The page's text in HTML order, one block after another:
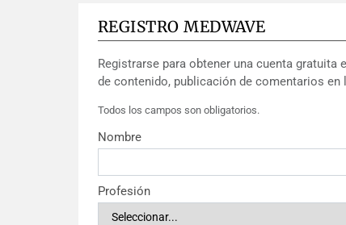
REGISTRO MEDWAVE
Registrarse para obtener una cuenta
de contenido, publicación de comentarios
Todos los campos son obligatorios.
Nombre
Profesión